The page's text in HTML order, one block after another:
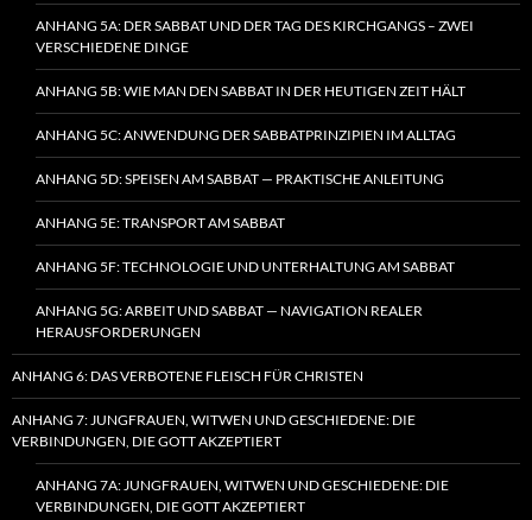
ANHANG 5A: DER SABBAT UND DER TAG DES KIRCHGANGS – ZWEI
VERSCHIEDENE DINGE
ANHANG 5B: WIE MAN DEN SABBAT IN DER HEUTIGEN ZEIT HÄLT
ANHANG 5C: ANWENDUNG DER SABBATPRINZIPIEN IM ALLTAG
ANHANG 5D: SPEISEN AM SABBAT — PRAKTISCHE ANLEITUNG
ANHANG 5E: TRANSPORT AM SABBAT
ANHANG 5F: TECHNOLOGIE UND UNTERHALTUNG AM SABBAT
ANHANG 5G: ARBEIT UND SABBAT — NAVIGATION REALER
HERAUSFORDERUNGEN
ANHANG 6: DAS VERBOTENE FLEISCH FÜR CHRISTEN
ANHANG 7: JUNGFRAUEN, WITWEN UND GESCHIEDENE: DIE
VERBINDUNGEN, DIE GOTT AKZEPTIERT
ANHANG 7A: JUNGFRAUEN, WITWEN UND GESCHIEDENE: DIE
VERBINDUNGEN, DIE GOTT AKZEPTIERT